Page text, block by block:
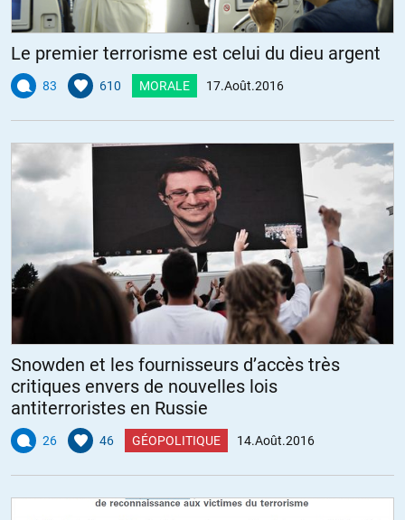
Le premier terrorisme est celui du dieu argent
83 610 MORALE 17.Août.2016
Snowden et les fournisseurs d’accès très
critiques envers de nouvelles lois
antiterroristes en Russie
26 46 GÉOPOLITIQUE 14.Août.2016